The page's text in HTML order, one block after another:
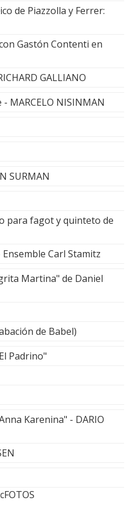
de Piazzolla y Ferrer:
Gastón Contenti en
GALLIANO
MARCELO NISINMAN
SURMAN
para fagot y quinteto de
Carl Stamitz
Martina" de Daniel
de Babel)
Padrino"
Karenina" - DARIO